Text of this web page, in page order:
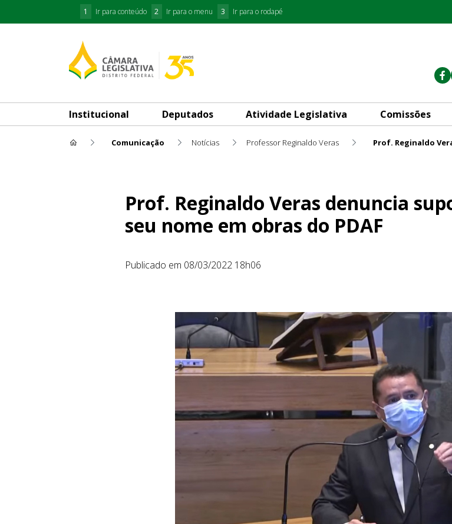
1 Ir para conteúdo 2 Ir para o menu 3 Ir para o rodapé
Institucional Deputados Atividade Legislativa Comissões
Comunicação Notícias Professor Reginaldo Veras
Prof. Reginaldo Veras denuncia
seu nome em obras do PDAF
Publicado em 08/03/2022 18h06